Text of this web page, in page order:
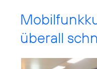
überall